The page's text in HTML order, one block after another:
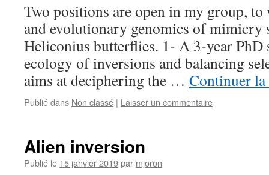
Two positions are open in my group,
and evolutionary genomics of mimicry
Heliconius butterflies. 1- A 3-year PhD
ecology of inversions and balancing
aims at deciphering the … Continuer
Publié dans Non classé | Laisser un commentaire
Alien inversion
Publié le 15 janvier 2019par mjoron